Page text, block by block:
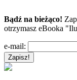
Bądź na bieżąco!
otrzymasz eBooka
e-mail: